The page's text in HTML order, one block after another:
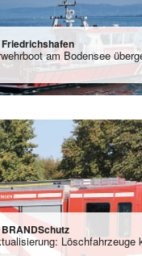
Friedrichshafen
am Bodensee
Löschfahrzeuge